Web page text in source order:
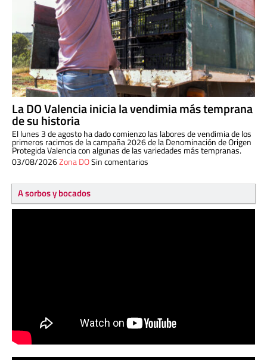
La DO Valencia inicia la vendimia más temprana
de su historia
El lunes 3 de agosto ha dado comienzo las labores de vendimia de los
primeros racimos de la campaña 2026 de la Denominación de Origen
Protegida Valencia con algunas de las variedades más tempranas.
03/08/2026Zona DOSin comentarios
A sorbos y bocados